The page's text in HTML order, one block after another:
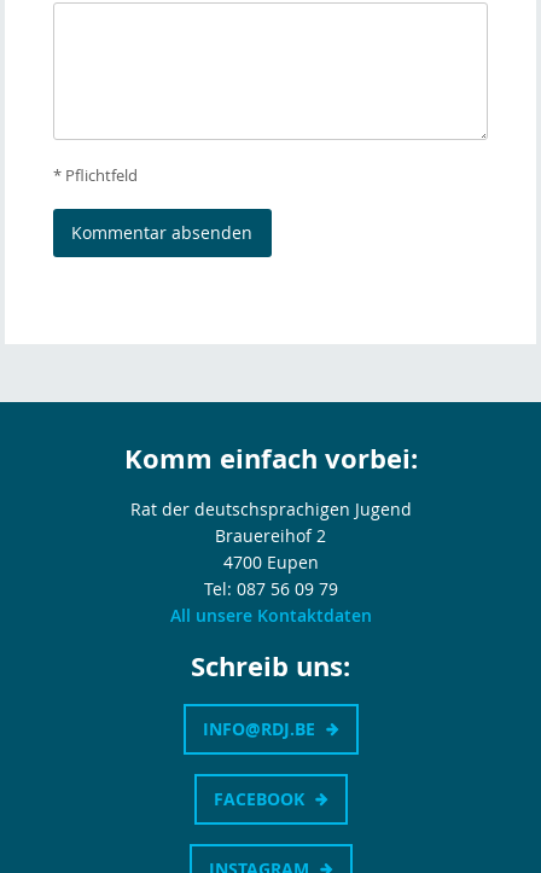
* Pflichtfeld
Komm einfach vorbei:
Rat der deutschsprachigen Jugend
Brauereihof 2
4700 Eupen
Tel: 087 56 09 79
All unsere Kontaktdaten
Schreib uns:
INFO@RDJ.BE
FACEBOOK